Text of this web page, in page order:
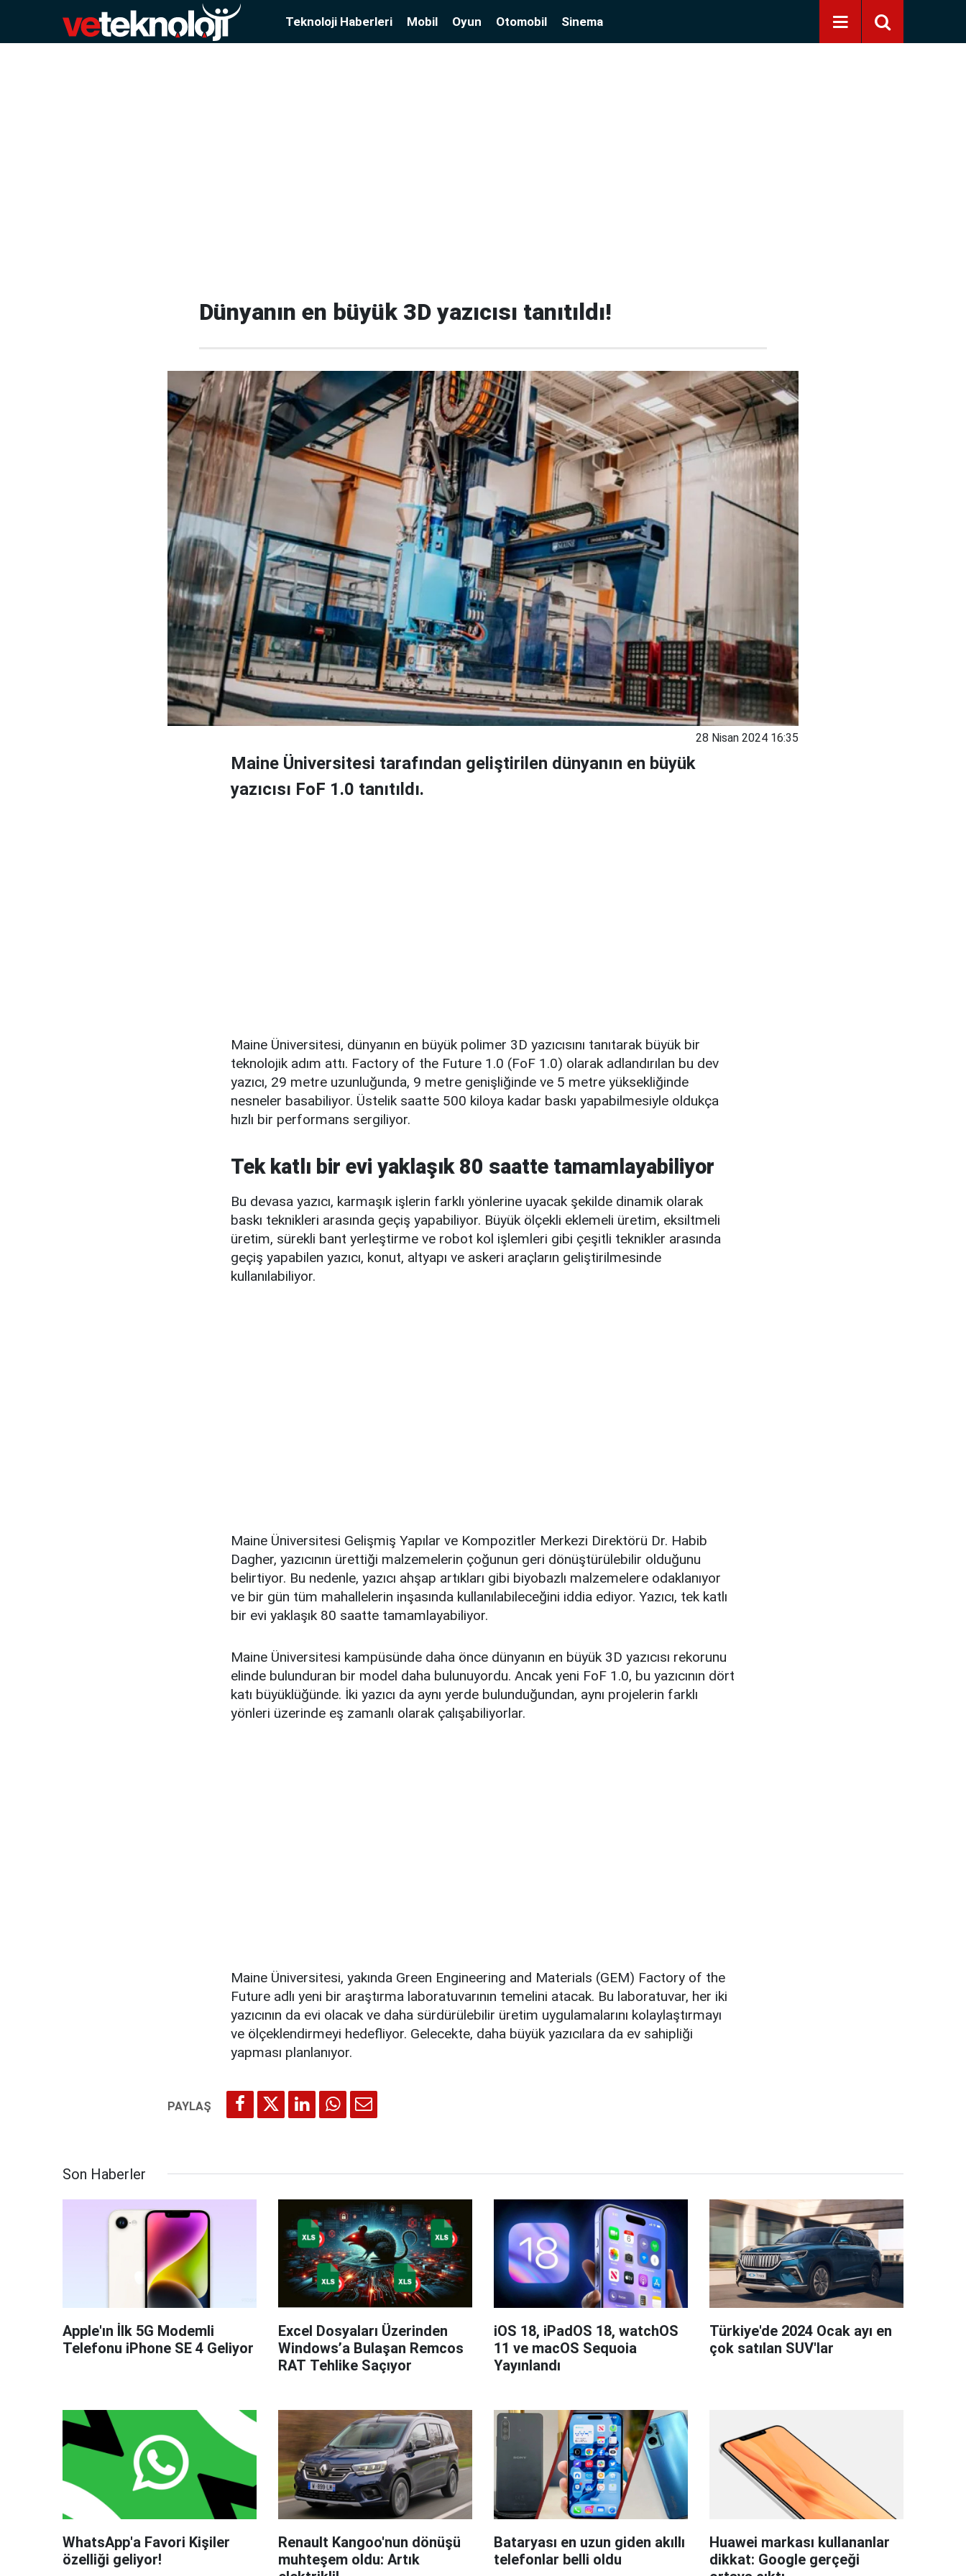
Teknoloji Haberleri Mobil Oyun Otomobil Sinema
Dünyanın en büyük 3D yazıcısı tanıtıldı!
28 Nisan 2024 16:35
Maine Üniversitesi tarafından geliştirilen dünyanın en büyük
yazıcısı FoF 1.0 tanıtıldı.
Maine Üniversitesi, dünyanın en büyük polimer 3D yazıcısını tanıtarak büyük bir
teknolojik adım attı. Factory of the Future 1.0 (FoF 1.0) olarak adlandırılan bu dev
yazıcı, 29 metre uzunluğunda, 9 metre genişliğinde ve 5 metre yüksekliğinde
nesneler basabiliyor. Üstelik saatte 500 kiloya kadar baskı yapabilmesiyle oldukça
hızlı bir performans sergiliyor.
Tek katlı bir evi yaklaşık 80 saatte tamamlayabiliyor
Bu devasa yazıcı, karmaşık işlerin farklı yönlerine uyacak şekilde dinamik olarak
baskı teknikleri arasında geçiş yapabiliyor. Büyük ölçekli eklemeli üretim, eksiltmeli
üretim, sürekli bant yerleştirme ve robot kol işlemleri gibi çeşitli teknikler arasında
geçiş yapabilen yazıcı, konut, altyapı ve askeri araçların geliştirilmesinde
kullanılabiliyor.
Maine Üniversitesi Gelişmiş Yapılar ve Kompozitler Merkezi Direktörü Dr. Habib
Dagher, yazıcının ürettiği malzemelerin çoğunun geri dönüştürülebilir olduğunu
belirtiyor. Bu nedenle, yazıcı ahşap artıkları gibi biyobazlı malzemelere odaklanıyor
ve bir gün tüm mahallelerin inşasında kullanılabileceğini iddia ediyor. Yazıcı, tek katlı
bir evi yaklaşık 80 saatte tamamlayabiliyor.
Maine Üniversitesi kampüsünde daha önce dünyanın en büyük 3D yazıcısı rekorunu
elinde bulunduran bir model daha bulunuyordu. Ancak yeni FoF 1.0, bu yazıcının dört
katı büyüklüğünde. İki yazıcı da aynı yerde bulunduğundan, aynı projelerin farklı
yönleri üzerinde eş zamanlı olarak çalışabiliyorlar.
Maine Üniversitesi, yakında Green Engineering and Materials (GEM) Factory of the
Future adlı yeni bir araştırma laboratuvarının temelini atacak. Bu laboratuvar, her iki
yazıcının da evi olacak ve daha sürdürülebilir üretim uygulamalarını kolaylaştırmayı
ve ölçeklendirmeyi hedefliyor. Gelecekte, daha büyük yazıcılara da ev sahipliği
yapması planlanıyor.
Son Haberler
Apple'ın İlk 5G Modemli
Telefonu iPhone SE 4 Geliyor
Excel Dosyaları Üzerinden
Windows’a Bulaşan Remcos
RAT Tehlike Saçıyor
iOS 18, iPadOS 18, watchOS
11 ve macOS Sequoia
Yayınlandı
Türkiye'de 2024 Ocak ayı en
çok satılan SUV'lar
WhatsApp'a Favori Kişiler
özelliği geliyor!
Renault Kangoo'nun dönüşü
muhteşem oldu: Artık
Bataryası en uzun giden akıllı
telefonlar belli oldu
Huawei markası kullananlar
dikkat: Google gerçeği